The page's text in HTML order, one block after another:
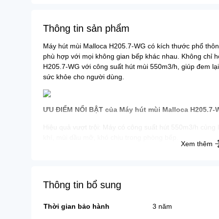
Bồn tắm
Thông tin sản phẩm
Máy hút mùi Malloca H205.7-WG có kích thước phổ
phù hợp với mọi không gian bếp khác nhau. Không chỉ
H205.7-WG với công suất hút mùi 550m3/h, giúp đem
sức khỏe cho người dùng.
ƯU ĐIỂM NỔI BẬT của Máy hút mùi Malloca H205.7-
halogen tiện dụng, giúp bà nội trợ rảnh rang hơn khi sử
che được phần thân máy giúp cho căn bếp nhà bạn
Xem thêm
Thông tin bổ sung
Thời gian bảo hành 3 năm